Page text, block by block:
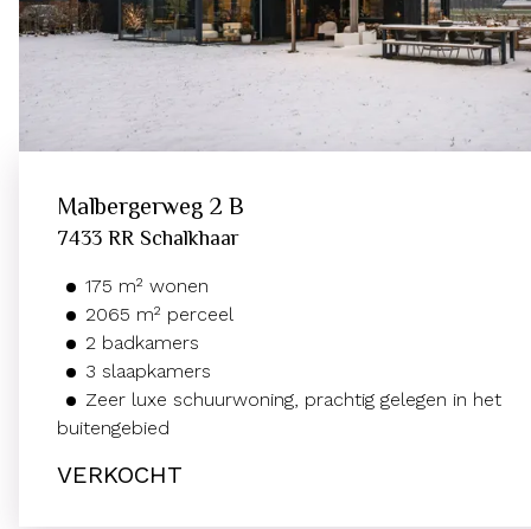
Malbergerweg 2 B
7433 RR Schalkhaar
175 m² wonen
2065 m² perceel
2 badkamers
3 slaapkamers
Zeer luxe schuurwoning, prachtig gelegen in het
buitengebied
VERKOCHT